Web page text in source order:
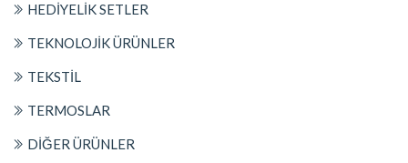
HEDİYELİK SETLER
TEKNOLOJİK ÜRÜNLER
TEKSTİL
TERMOSLAR
DİĞER ÜRÜNLER